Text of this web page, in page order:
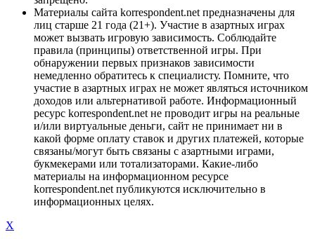
Материалы сайта korrespondent.net предназначены для
лиц старше 21 года (21+). Участие в азартных играх
может вызвать игровую зависимость. Соблюдайте
правила (принципы) ответственной игры. При
обнаружении первых признаков зависимости
немедленно обратитесь к специалисту. Помните, что
участие в азартных играх не может являться источником
доходов или альтернативой работе. Информационный
ресурс korrespondent.net не проводит игры на реальные
и/или виртуальные деньги, сайт не принимает ни в
какой форме оплату ставок и других платежей, которые
связаны/могут быть связаны с азартными играми,
букмекерами или тотализаторами. Какие-либо
материалы на информационном ресурсе
korrespondent.net публикуются исключительно в
информационных целях.
X